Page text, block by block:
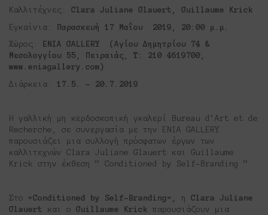
Καλλιτέχνες: Clara Juliane Glauert , Guillaume Krick
Εγκαίνια: Παρασκευή 17 Μαΐου 2019, 20:00 μ.μ.
Χώρος:
ENIA GALLERY ( Αγίου Δημητρίου 74 &
Μεσολογγίου 55 , Πειραιάς, Τ: 210 4619700,
www.eniagallery.com)
Διάρκεια:
17.5. – 20.7.2019
Η γαλλική μη κερδοσκοπική γκαλερί Bureau d’Art et de
Recherche, σε συνεργασία με την ΕΝΙΑ GALLERY
παρουσιάζει μια συλλογή πρόσφατων έργων των
καλλιτεχνών Clara Juliane Glauert και Guillaume
Krick στην έκθεση ” Conditioned by Self-Branding ”.
Στο «Conditioned by Self-Branding», η Clara Juliane
Glauert και ο Guillaume Krick παρουσιάζουν μια